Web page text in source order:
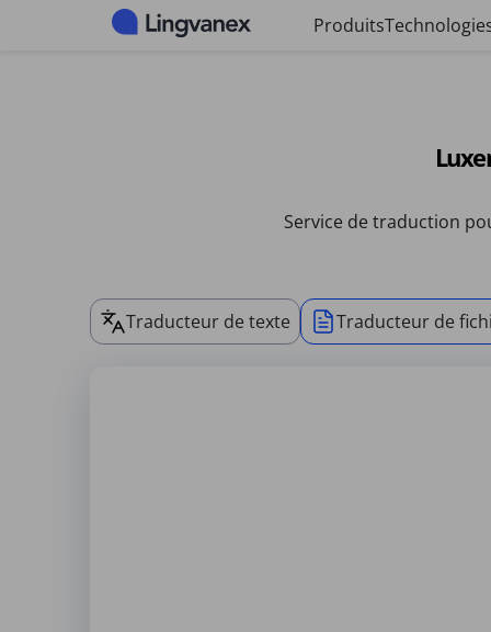
Panneau de gestion des cookies
Produits
Service de traduction
Traducteur de texte Traducteur de